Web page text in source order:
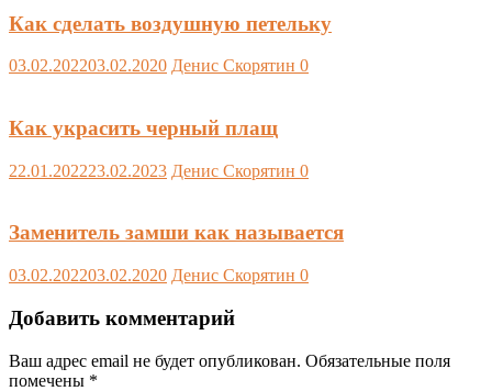
Как сделать воздушную петельку
03.02.202203.02.2020 Денис Скорятин 0
Как украсить черный плащ
22.01.202223.02.2023 Денис Скорятин 0
Заменитель замши как называется
03.02.202203.02.2020 Денис Скорятин 0
Добавить комментарий
Ваш адрес email не будет опубликован. Обязательные поля
помечены *